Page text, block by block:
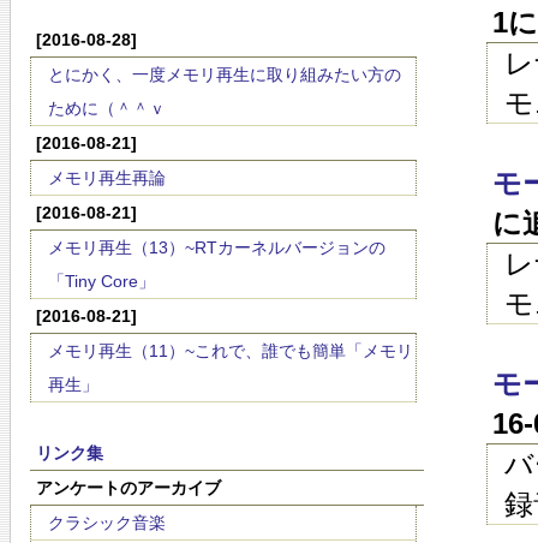
[2016-08-28]
とにかく、一度メモリ再生に取り組みたい方の
ために（＾＾ｖ
[2016-08-21]
メモリ再生再論
[2016-08-21]
メモリ再生（13）~RTカーネルバージョンの
「Tiny Core」
[2016-08-21]
メモリ再生（11）~これで、誰でも簡単「メモリ
再生」
リンク集
アンケートのアーカイブ
クラシック音楽
1
モ
に
モ